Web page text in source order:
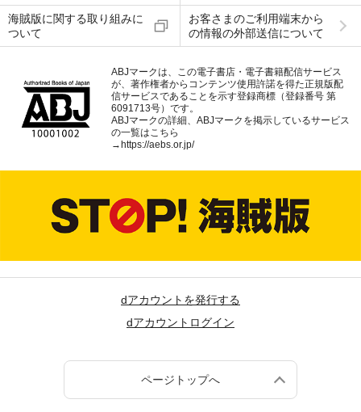
海賊版に関する取り組みに
ついて
お客さまのご利用端末から
の情報の外部送信について
ABJマークは、この電子書店・電子書籍配信サービス
が、著作権者からコンテンツ使用許諾を得た正規版配
信サービスであることを示す登録商標（登録番号 第
6091713号）です。
ABJマークの詳細、ABJマークを掲示しているサービス
の一覧はこちら
→ https://aebs.or.jp/
dアカウントを発行する
dアカウントログイン
ページトップへ